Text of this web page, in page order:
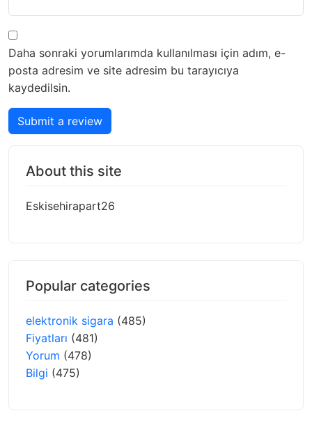
Daha sonraki yorumlarımda kullanılması için adım, e-
posta adresim ve site adresim bu tarayıcıya
kaydedilsin.
Submit a review
About this site
Eskisehirapart26
Popular categories
elektronik sigara (485)
Fiyatları (481)
Yorum (478)
Bilgi (475)